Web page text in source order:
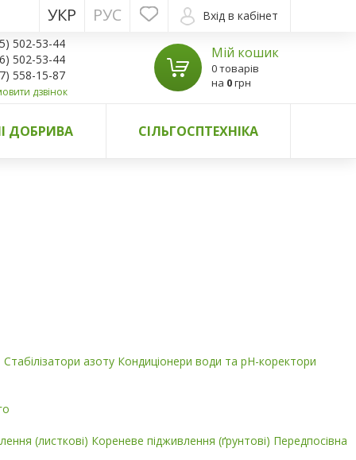
Вхід в кабінет
РУС
УКР
502-53-44
502-53-44
558-15-87
дзвінок
Мій кошик
0 товарів
на 0грн
ДОБРИВА СІЛЬГОСПТЕХНІКА
Стабілізатори азоту Кондиціонери води та pH-коректори
(листкові) Кореневе підживлення (ґрунтові) Передпосівна